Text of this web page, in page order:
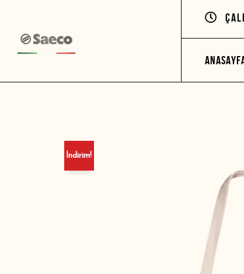
ÜRÜNLER
SEPET
İndirim!